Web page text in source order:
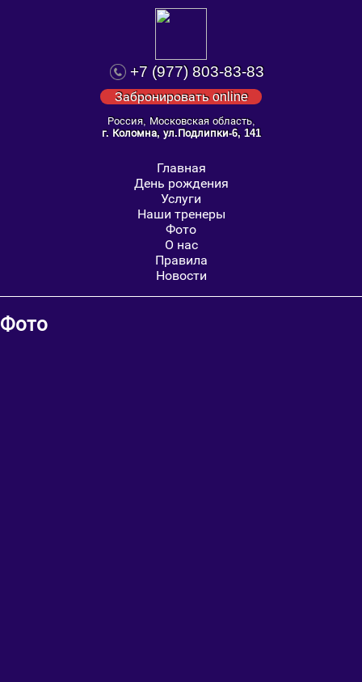
+7 (977) 803-83-83
Забронировать online
Россия, Московская область,
г. Коломна, ул.Подлипки-6, 141
Главная
День рождения
Услуги
Наши тренеры
Фото
О нас
Правила
Новости
Фото